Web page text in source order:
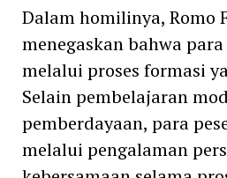
Dalam homilinya, Romo
menegaskan bahwa
melalui proses formasi
Selain pembelajaran
pemberdayaan, para
melalui pengalaman